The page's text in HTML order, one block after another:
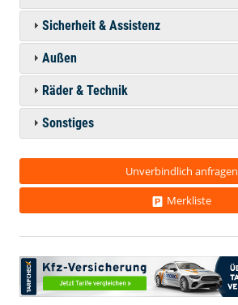
Sicherheit & Assistenz
Außen
Räder & Technik
Sonstiges
Unverbindlich anfragen
Merkliste